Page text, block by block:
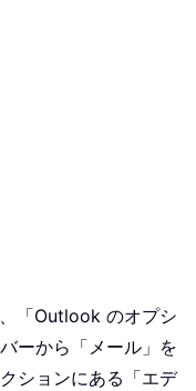
「Outlook のオプシ
ーから「メール」を
ションにある「エデ